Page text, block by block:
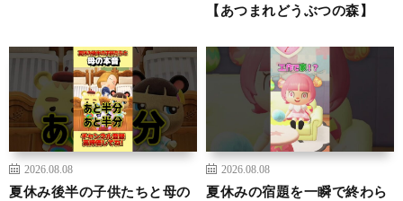
【あつまれどうぶつの森】
2026.08.08
夏休み後半の子供たちと母の
2026.08.08
夏休みの宿題を一瞬で終わら